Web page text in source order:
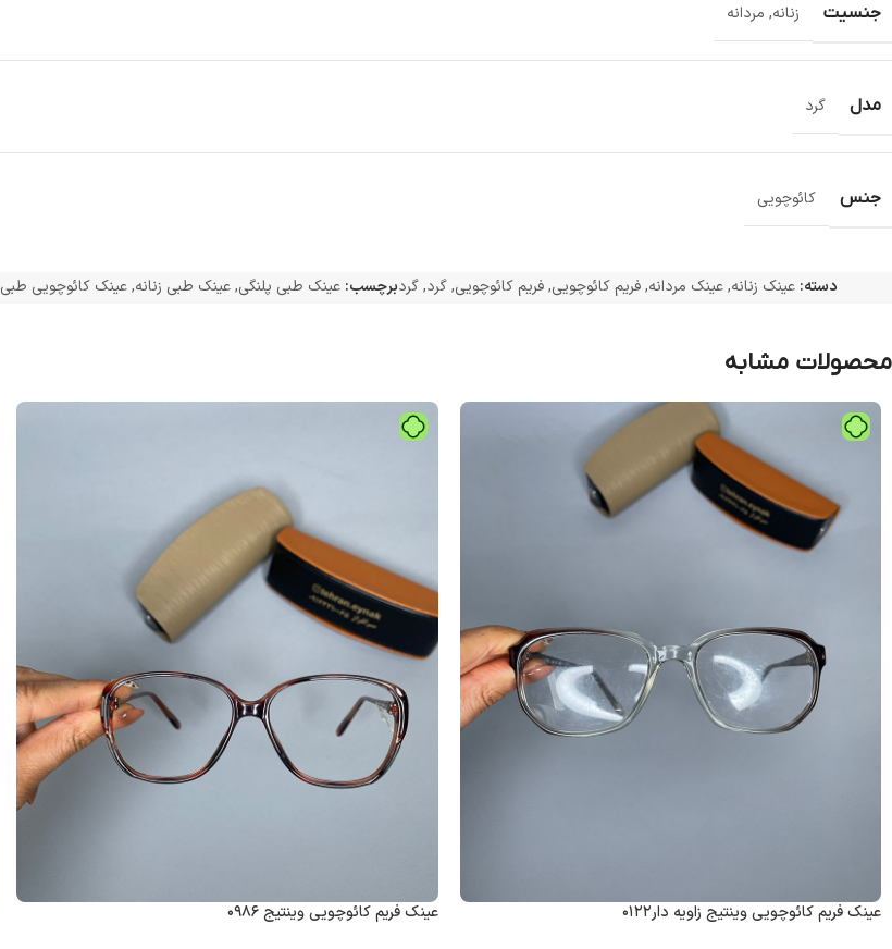
جنسیت زنانه, مردانه
مدل گرد
جنس کائوچویی
دسته: عینک زنانه, عینک مردانه, فریم کائوچویی, فریم کائوچویی, گرد, گردبرچسب: عینک طبی پلنگی, عینک طبی زنانه, عینک کائوچویی طبی
محصولات مشابه
عینک فریم کائوچویی وینتیج زاویه دار۰۱۲۲ عینک فریم کائوچویی وینتیج ۰۹۸۶